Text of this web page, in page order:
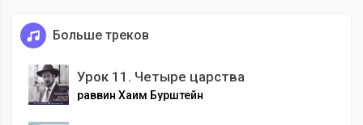
Больше треков
Урок 11. Четыре царства
раввин Хаим Бурштейн